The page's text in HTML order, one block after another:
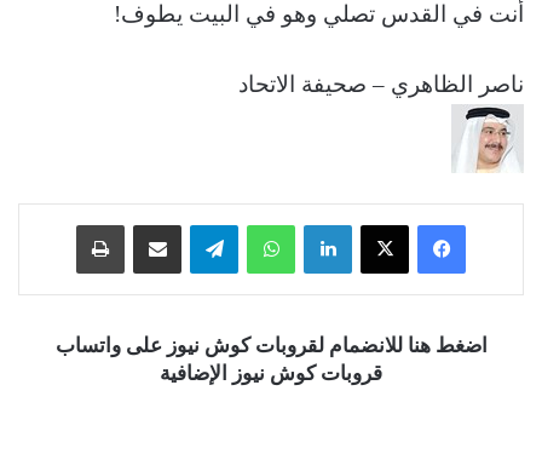
أنت في القدس تصلي وهو في البيت يطوف!
ناصر الظاهري – صحيفة الاتحاد
فيسبوك ‫X لينكدإن واتساب تيلقرام
اضغط هنا للانضمام لقروبات كوش نيوز على واتساب
قروبات كوش نيوز الإضافية